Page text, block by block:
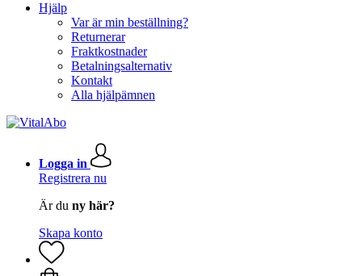
Hjälp
Var är min beställning?
Returnerar
Fraktkostnader
Betalningsalternativ
Kontakt
Alla hjälpämnen
Logga in
Registrera nu
Är du ny här?
Skapa konto